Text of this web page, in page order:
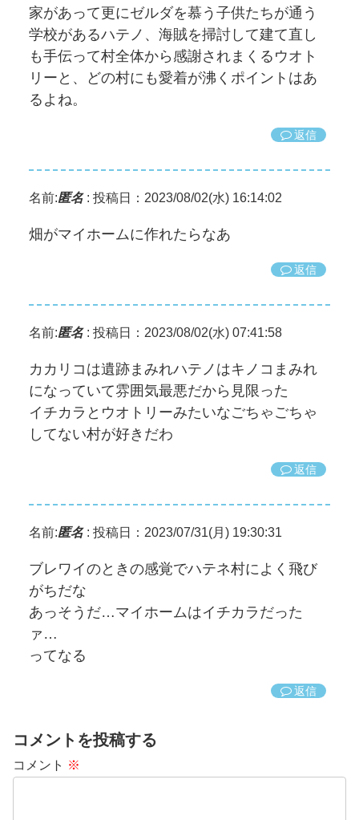
家があって更にゼルダを慕う子供たちが通う
学校があるハテノ、海賊を掃討して建て直し
も手伝って村全体から感謝されまくるウオト
リーと、どの村にも愛着が沸くポイントはあ
るよね。
返信
名前:匿名: 投稿日：2023/08/02(水) 16:14:02
畑がマイホームに作れたらなあ
返信
名前:匿名: 投稿日：2023/08/02(水) 07:41:58
カカリコは遺跡まみれハテノはキノコまみれ
になっていて雰囲気最悪だから見限った
イチカラとウオトリーみたいなごちゃごちゃ
してない村が好きだわ
返信
名前:匿名: 投稿日：2023/07/31(月) 19:30:31
ブレワイのときの感覚でハテネ村によく飛び
がちだな
あっそうだ…マイホームはイチカラだった
ァ…
ってなる
返信
コメントを投稿する
コメント ※